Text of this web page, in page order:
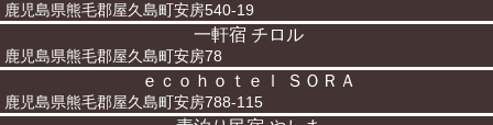
鹿児島県熊毛郡屋久島町安房540-19
一軒宿 チロル
鹿児島県熊毛郡屋久島町安房78
ｅｃｏｈｏｔｅｌ ＳＯＲＡ
鹿児島県熊毛郡屋久島町安房788-115